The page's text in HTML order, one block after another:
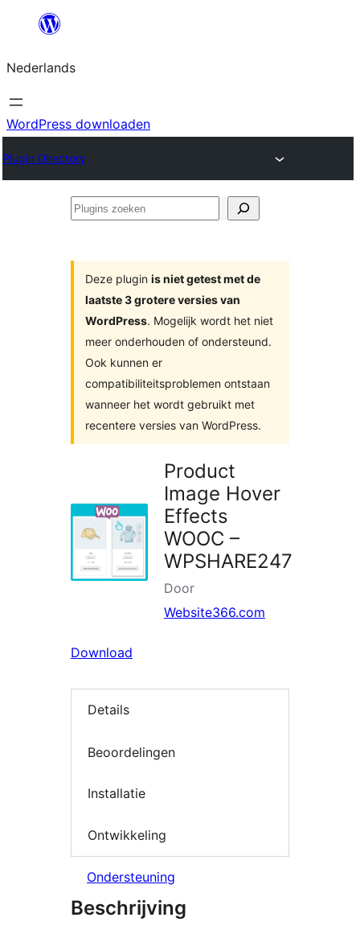
de
inhoud
Nederlands
WordPress downloaden
Plugin Directory
Plugins
Deze plugin is niet getest met de
laatste 3 grotere versies van
WordPress. Mogelijk wordt het niet
meer onderhouden of ondersteund.
Ook kunnen er
compatibiliteitsproblemen ontstaan
wanneer het wordt gebruikt met
recentere versies van WordPress.
Product
Image Hover
Effects
WOOC –
WPSHARE247
Door
Website366.com
Download
Details
Beoordelingen
Installatie
Ontwikkeling
Ondersteuning
Beschrijving